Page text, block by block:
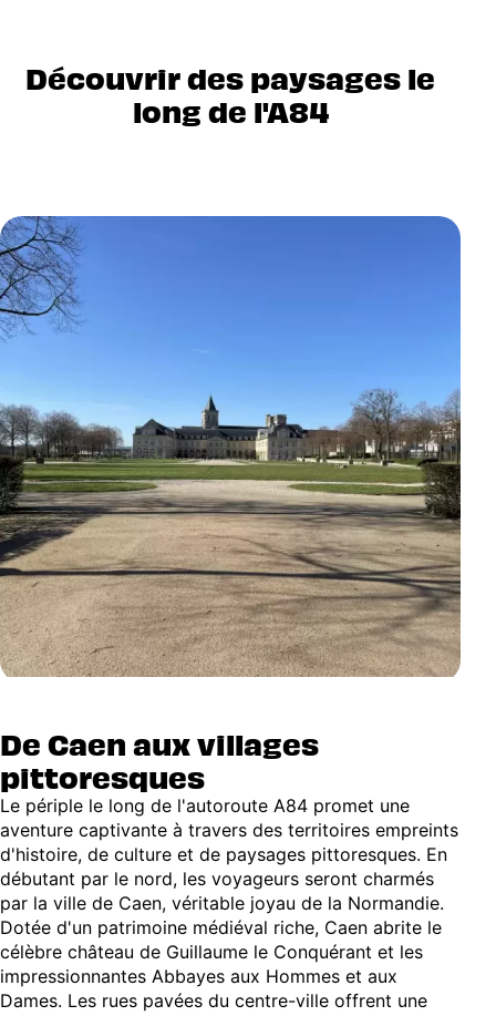
Découvrir des paysages le
long de l'A84
De Caen aux villages
pittoresques
Le périple le long de l'autoroute A84 promet une
aventure captivante à travers des territoires empreints
d'histoire, de culture et de paysages pittoresques. En
débutant par le nord, les voyageurs seront charmés
par la ville de Caen, véritable joyau de la Normandie.
Dotée d'un patrimoine médiéval riche, Caen abrite le
célèbre château de Guillaume le Conquérant et les
impressionnantes Abbayes aux Hommes et aux
Dames. Les rues pavées du centre-ville offrent une